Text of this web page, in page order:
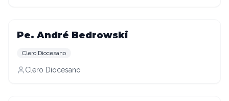
Pe. André Bedrowski
Clero Diocesano
Clero Diocesano